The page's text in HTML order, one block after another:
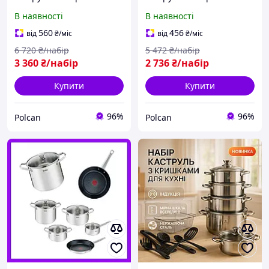
л,5.9 л) Каструля
індукційна набори
каструль POL
В наявності
від560₴/міс
3 360₴/набір
6 720 ₴/набір
Купити
Polcan 96%
індукційна набори
каструль для індукції POL
В наявності
від456₴/міс
2 736₴/набір
5 472 ₴/набір
Купити
Polcan 96%